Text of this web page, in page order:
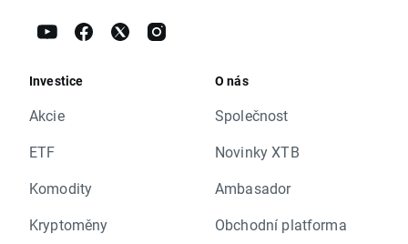
Investice
Akcie
ETF
Komodity
Kryptoměny
O nás
Společnost
Novinky XTB
Ambasador
Obchodní platforma